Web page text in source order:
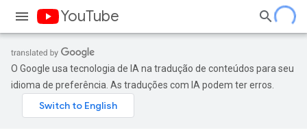
YouTube
O Google usa tecnologia de IA na tradução de conteúdos para seu
idioma de preferência. As traduções com IA podem ter erros.